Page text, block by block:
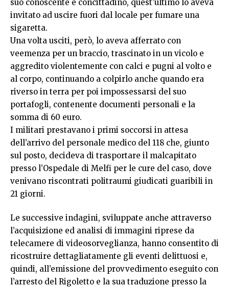
suo conoscente e concittadino, quest’ultimo lo aveva
invitato ad uscire fuori dal locale per fumare una
sigaretta.
Una volta usciti, però, lo aveva afferrato con
veemenza per un braccio, trascinato in un vicolo e
aggredito violentemente con calci e pugni al volto e
al corpo, continuando a colpirlo anche quando era
riverso in terra per poi impossessarsi del suo
portafogli, contenente documenti personali e la
somma di 60 euro.
I militari prestavano i primi soccorsi in attesa
dell’arrivo del personale medico del 118 che, giunto
sul posto, decideva di trasportare il malcapitato
presso l’Ospedale di Melfi per le cure del caso, dove
venivano riscontrati politraumi giudicati guaribili in
21 giorni.
Le successive indagini, sviluppate anche attraverso
l’acquisizione ed analisi di immagini riprese da
telecamere di videosorveglianza, hanno consentito di
ricostruire dettagliatamente gli eventi delittuosi e,
quindi, all’emissione del provvedimento eseguito con
l’arresto del Rigoletto e la sua traduzione presso la